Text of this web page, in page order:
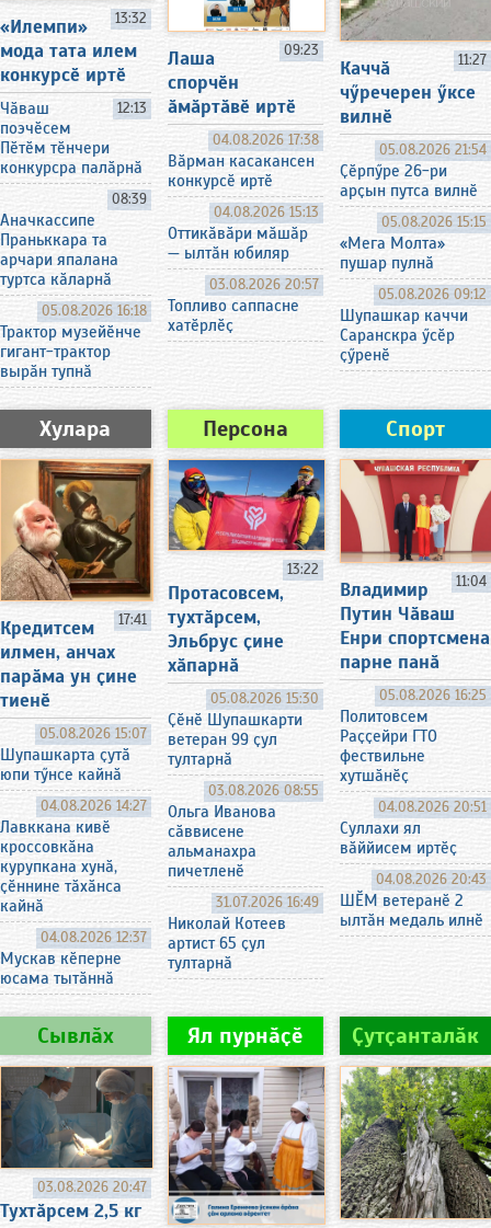
13:32
«Илемпи»
мода тата илем
конкурсӗ иртӗ
12:13
Чӑваш
поэчӗсем
Пӗтӗм тӗнчери
конкурсра палӑрнӑ
08:39
Аначкассипе
Праньккара та
арчари япалана
туртса кӑларнӑ
05.08.2026 16:18
Трактор музейӗнче
гигант-трактор
вырӑн тупнӑ
09:23
Лаша
спорчӗн
ӑмӑртӑвӗ иртӗ
04.08.2026 17:38
Вӑрман касакансен
конкурсӗ иртӗ
04.08.2026 15:13
Оттикӑвӑри мӑшӑр
— ылтӑн юбиляр
03.08.2026 20:57
Топливо саппасне
хатӗрлӗҫ
11:27
Каччӑ
чӳречерен ӳксе
вилнӗ
05.08.2026 21:54
Ҫӗрпӳре 26-ри
арҫын путса вилнӗ
05.08.2026 15:15
«Мега Молта»
пушар пулнӑ
05.08.2026 09:12
Шупашкар каччи
Саранскра ӳсӗр
ҫӳренӗ
Хулара
17:41
Кредитсем
илмен, анчах
парӑма ун ҫине
тиенӗ
05.08.2026 15:07
Шупашкарта ҫутӑ
юпи тӳнсе кайнӑ
04.08.2026 14:27
Лавккана кивӗ
кроссовкӑна
курупкана хунӑ,
ҫӗннине тӑхӑнса
кайнӑ
04.08.2026 12:37
Мускав кӗперне
юсама тытӑннӑ
Персона
13:22
Протасовсем,
тухтӑрсем,
Эльбрус ҫине
хӑпарнӑ
05.08.2026 15:30
Ҫӗнӗ Шупашкарти
ветеран 99 ҫул
тултарнӑ
03.08.2026 08:55
Ольга Иванова
сӑввисене
альманахра
пичетленӗ
31.07.2026 16:49
Николай Котеев
артист 65 ҫул
тултарнӑ
Спорт
11:04
Владимир
Путин Чӑваш
Енри спортсмена
парне панӑ
05.08.2026 16:25
Политовсем
Раҫҫейри ГТО
фествильне
хутшӑнӗҫ
04.08.2026 20:51
Суллахи ял
вӑййисем иртӗҫ
04.08.2026 20:43
ШӖМ ветеранӗ 2
ылтӑн медаль илнӗ
Сывлӑх
03.08.2026 20:47
Тухтӑрсем 2,5 кг
Ял пурнӑҫӗ Ҫутҫанталӑк